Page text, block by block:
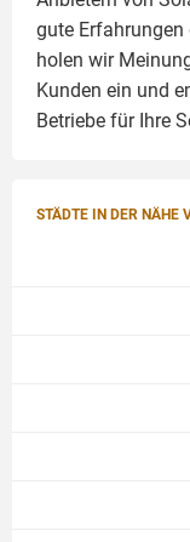
gute Erfahrungen
holen wir
Kunden ein und
Betriebe für Ihre
STÄDTE IN DER NÄHE